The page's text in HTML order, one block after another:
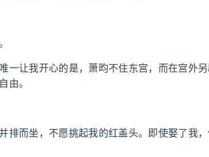
一让我开心的是，萧昀不住东宫，而在宫外
由。
排而坐，不愿挑起我的红盖头。即使娶了我